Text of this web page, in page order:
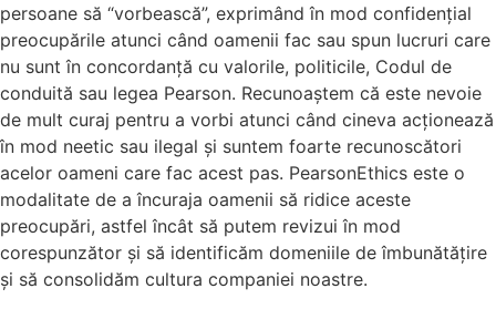
persoane să “vorbească”, exprimând în mod confidențial
preocupările atunci când oamenii fac sau spun lucruri care
nu sunt în concordanță cu valorile, politicile, Codul de
conduită sau legea Pearson. Recunoaștem că este nevoie
de mult curaj pentru a vorbi atunci când cineva acționează
în mod neetic sau ilegal și suntem foarte recunoscători
acelor oameni care fac acest pas. PearsonEthics este o
modalitate de a încuraja oamenii să ridice aceste
preocupări, astfel încât să putem revizui în mod
corespunzător și să identificăm domeniile de îmbunătățire
și să consolidăm cultura companiei noastre.